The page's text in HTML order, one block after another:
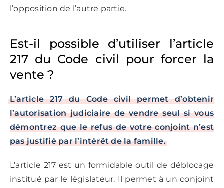
l’opposition de l’autre partie.
Est-il possible d’utiliser l’article
217 du Code civil pour forcer la
vente ?
L’article 217 du Code civil permet d’obtenir
l’autorisation judiciaire de vendre seul si vous
démontrez que le refus de votre conjoint n’est
pas justifié par l’intérêt de la famille.
L’article 217 est un formidable outil de déblocage
institué par le législateur. Il permet à un conjoint